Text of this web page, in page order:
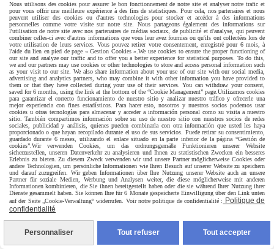
BALLSTRETCHER EN CUIR 140G - 4
PRESSIONS
27,40€
Nous utilisons des cookies pour assurer le bon fonctionnement de notre site et analyser notre trafic et
pour vous offrir une meilleure expérience à des fins de statistiques. Pour cela, nos partenaires et nous
peuvent utiliser des cookies ou d'autres technologies pour stocker et accéder à des informations
personnelles comme votre visite sur notre site. Nous partageons également des informations sur
l'utilisation de notre site avec nos partenaires de médias sociaux, de publicité et d'analyse, qui peuvent
combiner celles-ci avec d'autres informations que vous leur avez fournies ou qu'ils ont collectées lors de
votre utilisation de leurs services. Vous pouvez retirer votre consentement, enregistré pour 6 mois, à
l'aide du lien en pied de page « Gestion Cookies ». We use cookies to ensure the proper functioning of
our site and analyze our traffic and to offer you a better experience for statistical purposes. To do this,
we and our partners may use cookies or other technologies to store and access personal information such
as your visit to our site. We also share information about your use of our site with our social media,
advertising and analytics partners, who may combine it with other information you have provided to
them or that they have collected during your use of their services. You can withdraw your consent,
saved for 6 months, using the link at the bottom of the “Cookie Management” page. Utilizamos cookies
para garantizar el correcto funcionamiento de nuestro sitio y analizar nuestro tráfico y ofrecerle una
mejor experiencia con fines estadísticos. Para hacer esto, nosotros y nuestros socios podemos usar
cookies u otras tecnologías para almacenar y acceder a información personal como su visita a nuestro
sitio. También compartimos información sobre su uso de nuestro sitio con nuestros socios de redes
sociales, publicidad y análisis, quienes pueden combinarla con otra información que usted les haya
proporcionado o que hayan recopilado durante el uso de sus servicios. Puede retirar su consentimiento,
guardado durante 6 meses, utilizando el enlace situado en la parte inferior de la página “Gestión de
cookies”. Wir verwenden Cookies, um das ordnungsgemäße Funktionieren unserer Website
sicherzustellen, unseren Datenverkehr zu analysieren und Ihnen zu statistischen Zwecken ein besseres
Erlebnis zu bieten. Zu diesem Zweck verwenden wir und unsere Partner möglicherweise Cookies oder
andere Technologien, um persönliche Informationen wie Ihren Besuch auf unserer Website zu speichern
und darauf zuzugreifen. Wir geben Informationen über Ihre Nutzung unserer Website auch an unsere
Partner für soziale Medien, Werbung und Analysen weiter, die diese möglicherweise mit anderen
Informationen kombinieren, die Sie ihnen bereitgestellt haben oder die sie während Ihrer Nutzung ihrer
Dienste gesammelt haben. Sie können Ihre für 6 Monate gespeicherte Einwilligung über den Link unten
auf der Seite „Cookie-Verwaltung“ widerrufen. Voir notre politique de confidentialité :
Politique de
confidentialité
Personnaliser Tout refuser Tout accepter